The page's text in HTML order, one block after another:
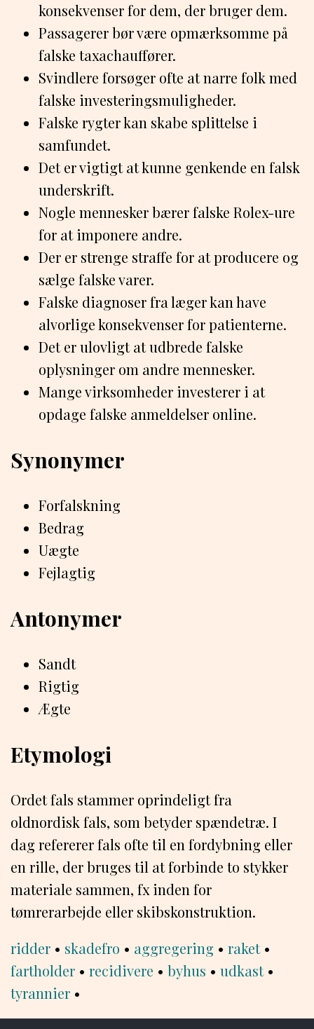
konsekvenser for dem, der bruger dem.
Passagerer bør være opmærksomme på
falske taxachauffører.
Svindlere forsøger ofte at narre folk med
falske investeringsmuligheder.
Falske rygter kan skabe splittelse i
samfundet.
Det er vigtigt at kunne genkende en falsk
underskrift.
Nogle mennesker bærer falske Rolex-ure
for at imponere andre.
Der er strenge straffe for at producere og
sælge falske varer.
Falske diagnoser fra læger kan have
alvorlige konsekvenser for patienterne.
Det er ulovligt at udbrede falske
oplysninger om andre mennesker.
Mange virksomheder investerer i at
opdage falske anmeldelser online.
Synonymer
Forfalskning
Bedrag
Uægte
Fejlagtig
Antonymer
Sandt
Rigtig
Ægte
Etymologi
Ordet fals stammer oprindeligt fra
oldnordisk fals, som betyder spændetræ. I
dag refererer fals ofte til en fordybning eller
en rille, der bruges til at forbinde to stykker
materiale sammen, fx inden for
tømrerarbejde eller skibskonstruktion.
ridder • skadefro • aggregering • raket•
fartholder • recidivere • byhus • udkast•
tyrannier •